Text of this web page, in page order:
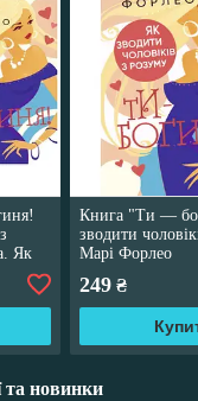
Як
Книга "Ти —
зводити
Марі Форлео
249₴
та новинки